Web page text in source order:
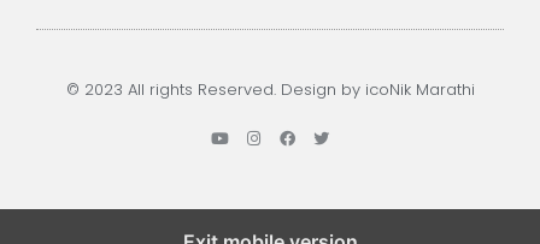
© 2023 All rights Reserved. Design by icoNik Marathi